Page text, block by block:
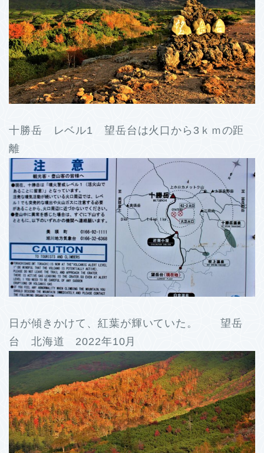
十勝岳 レベル1 望岳台は火口から3ｋｍの距
離
日が傾きかけて、紅葉が輝いていた。 望岳
台 北海道 2022年10月